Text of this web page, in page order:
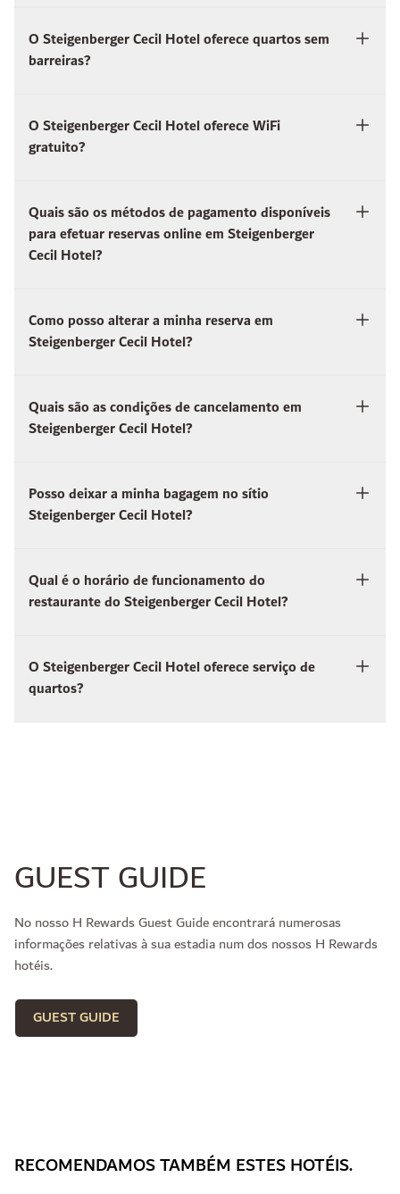
O Steigenberger Cecil Hotel oferece quartos sem
barreiras?
O Steigenberger Cecil Hotel oferece WiFi
gratuito?
Quais são os métodos de pagamento disponíveis
para efetuar reservas online em Steigenberger
Cecil Hotel?
Como posso alterar a minha reserva em
Steigenberger Cecil Hotel?
Quais são as condições de cancelamento em
Steigenberger Cecil Hotel?
Posso deixar a minha bagagem no sítio
Steigenberger Cecil Hotel?
Qual é o horário de funcionamento do
restaurante do Steigenberger Cecil Hotel?
O Steigenberger Cecil Hotel oferece serviço de
quartos?
GUEST GUIDE
No nosso H Rewards Guest Guide encontrará numerosas
informações relativas à sua estadia num dos nossos H Rewards
hotéis.
GUEST GUIDE
RECOMENDAMOS TAMBÉM ESTES HOTÉIS.